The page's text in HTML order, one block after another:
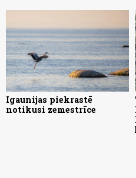
Igaunijas piekrastē
notikusi zemestrīce